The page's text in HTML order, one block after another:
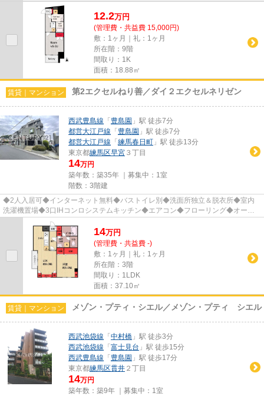
12.2万円
(管理費・共益費 15,000円)
敷：1ヶ月｜礼：1ヶ月
所在階：9階
間取り：1K
面積：18.88㎡
賃貸｜マンション 第2エクセルねり善／ダイ２エクセルネリゼン
西武豊島線 「 豊島園 」駅 徒歩7分
都営大江戸線 「 豊島園 」駅 徒歩7分
都営大江戸線 「 練馬春日町 」駅 徒歩13分
東京都練馬区早宮 ３丁目
14万円
築年数：築35年 ｜募集中： 1室
階数：3階建
◆2人入居可◆インターネット無料◆バストイレ別◆洗面所独立＆脱衣所◆室内
洗濯機置場◆3口IHコンロシステムキッチン◆エアコン◆フローリング◆オート
ロック◆駐輪場◆バイク置場◆駐車場◆最上階...
14万円
(管理費・共益費 -)
敷：1ヶ月｜礼：1ヶ月
所在階：3階
間取り：1LDK
面積：37.10㎡
賃貸｜マンション メゾン・プティ・シエル／メゾン・プティ シエル
西武池袋線 「 中村橋 」駅 徒歩3分
西武池袋線 「 富士見台 」駅 徒歩15分
西武豊島線 「 豊島園 」駅 徒歩17分
東京都練馬区貫井 ２丁目
14万円
築年数：築9年 ｜募集中： 1室